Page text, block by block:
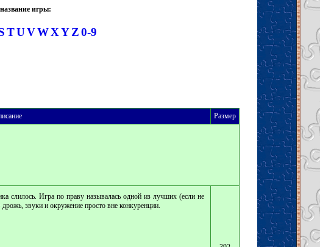
игры:
TUVWXYZ0-9
Размер
слилось. Игра по праву называлась одной из лучших (если не
звуки и окружение просто вне конкуренции.